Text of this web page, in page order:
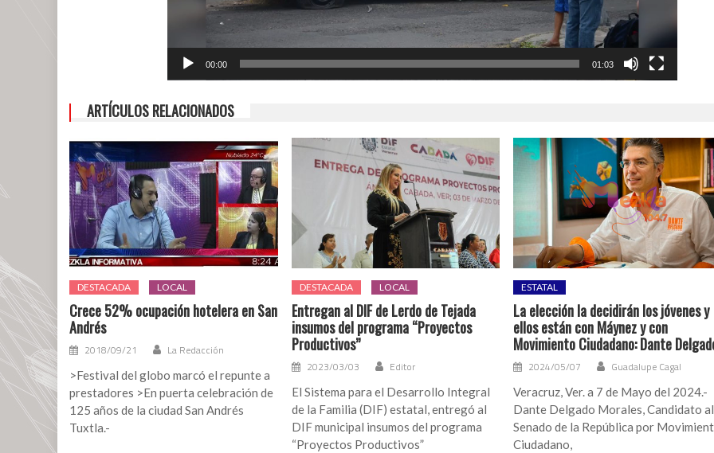
00:00 01:03
ARTÍCULOS RELACIONADOS
DESTACADA LOCAL
Crece 52% ocupación hotelera en San
Andrés
2018/09/21 La Redacción
>Festival del globo marcó el repunte a
prestadores >En puerta celebración de
125 años de la ciudad San Andrés
Tuxtla.-
DESTACADA LOCAL
Entregan al DIF de Lerdo de Tejada
insumos del programa “Proyectos
Productivos”
2023/03/03 Editor
El Sistema para el Desarrollo Integral
de la Familia (DIF) estatal, entregó al
DIF municipal insumos del programa
“Proyectos Productivos”
ESTATAL
La elección la decidirán los jóvenes y
ellos están con Máynez y con
Movimiento Ciudadano: Dante
2024/05/07 Guadalupe Cagal
Veracruz, Ver. a 7 de Mayo del 2024.-
Dante Delgado Morales, Candidato al
Senado de la República por
Ciudadano,